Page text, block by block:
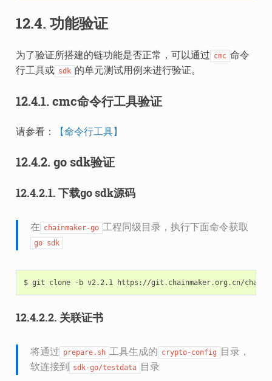
12.4. 功能验证
为了验证所搭建的链功能是否正常，可以通过 cmc 命令
行工具或 sdk 的单元测试用例来进行验证。
12.4.1. cmc命令行工具验证
请参看： 【命令行工具】
12.4.2. go sdk验证
12.4.2.1. 下载go sdk源码
在 chainmaker-go 工程同级目录，执行下面命令获取
go sdk
$ git clone -b v2.2.1
12.4.2.2. 关联证书
将通过 prepare.sh 工具生成的 crypto-config
目录，
软连接到
sdk-go/testdata 目录